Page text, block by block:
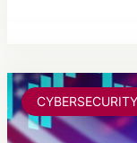
CYBERSECURITY